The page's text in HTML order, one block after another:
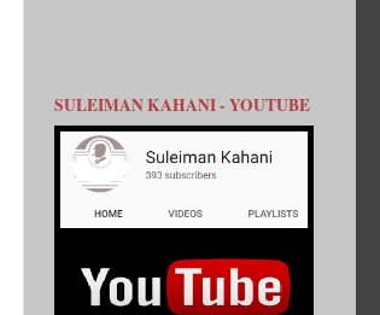
SULEIMAN KAHANI - YOUTUBE